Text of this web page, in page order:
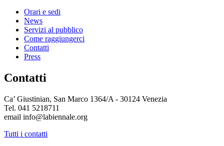
Orari e sedi
News
Servizi al pubblico
Come raggiungerci
Contatti
Press
Contatti
Ca’ Giustinian, San Marco 1364/A - 30124 Venezia
Tel. 041 5218711
email info@labiennale.org
Tutti i contatti